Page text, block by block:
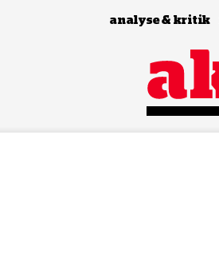
Zum Inhalt springen
analyse & kritik